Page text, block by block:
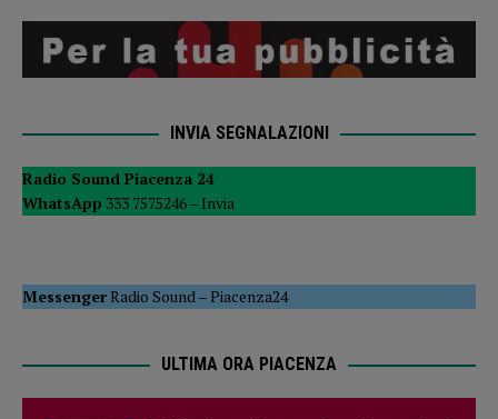
INVIA SEGNALAZIONI
Radio Sound Piacenza 24
WhatsApp 333 7575246 – Invia
MessengerRadio Sound–Piacenza24
ULTIMA ORA PIACENZA